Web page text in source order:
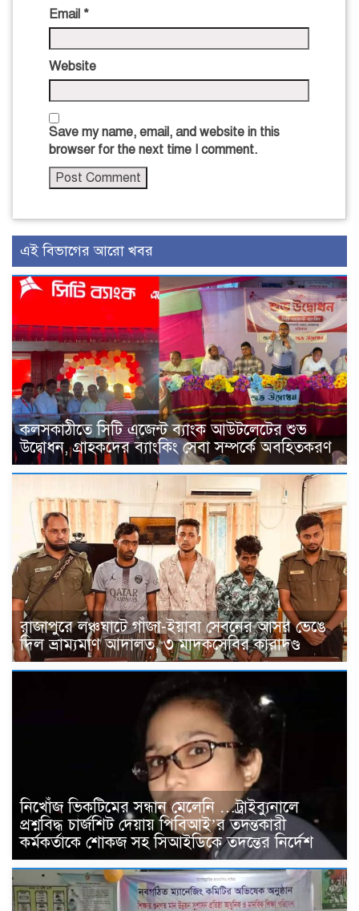
Email *
Website
Save my name, email, and website in this
browser for the next time I comment.
এই বিভাগের আরো খবর
কলসকাঠীতে সিটি এজেন্ট ব্যাংক আউটলেটের শুভ
উদ্বোধন, গ্রাহকদের ব্যাংকিং সেবা সম্পর্কে অবহিতকরণ
রাজাপুরে লঞ্চঘাটে গাঁজা-ইয়াবা সেবনের আসর ভেঙে
দিল ভ্রাম্যমাণ আদালত, ৩ মাদকসেবির কারাদণ্ড
নিখোঁজ ভিকটিমের সন্ধান মেলেনি …ট্রাইব্যুনালে
প্রশ্নবিদ্ধ চার্জশিট দেয়ায় পিবিআই’র তদন্তকারী
কর্মকর্তাকে শোকজ সহ সিআইডিকে তদন্তের নির্দেশ